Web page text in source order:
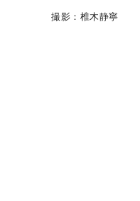
撮影：椎木静寧